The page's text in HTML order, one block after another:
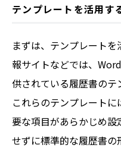
テンプレートを活用す
まずは、テンプレート
報サイトなどでは、
供されている履歴書のテ
これらのテンプレート
要な項目があらかじめ
せずに標準的な履歴書